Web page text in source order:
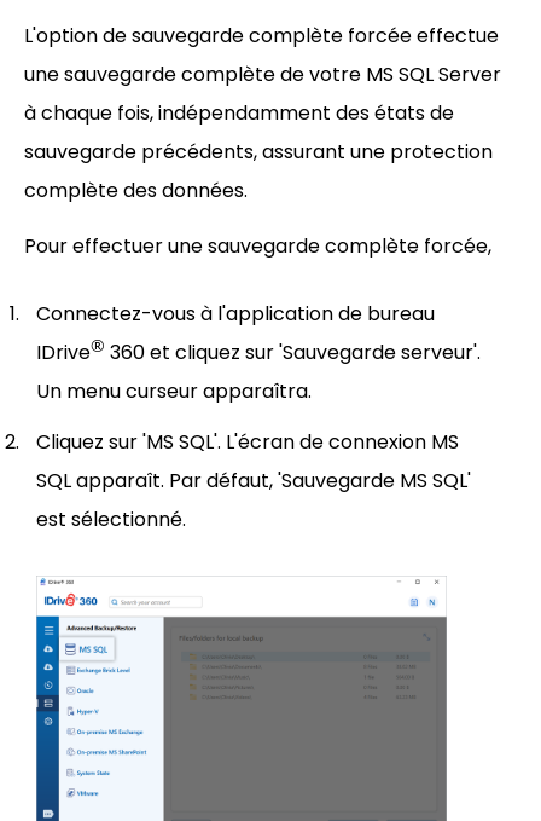
L'option de sauvegarde complète forcée effectue
une sauvegarde complète de votre MS SQL Server
à chaque fois, indépendamment des états de
sauvegarde précédents, assurant une protection
complète des données.
Pour effectuer une sauvegarde complète forcée,
Connectez-vous à l'application de bureau
IDrive® 360 et cliquez sur 'Sauvegarde serveur'.
Un menu curseur apparaîtra.
Cliquez sur 'MS SQL'. L'écran de connexion MS
SQL apparaît. Par défaut, 'Sauvegarde MS SQL'
est sélectionné.